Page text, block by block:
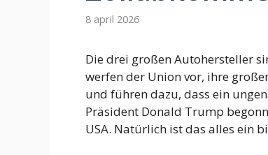
8 april 2026
Die drei großen Autohersteller
werfen der Union vor, ihre
und führen dazu, dass ein
Präsident Donald Trump
USA. Natürlich ist das alles ein